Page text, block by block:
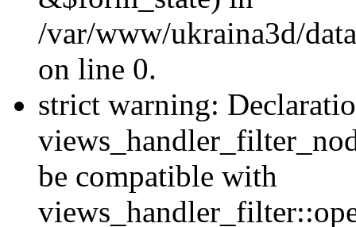
/var/www/ukraina3d/
on line 0.
strict warning:
be compatible with